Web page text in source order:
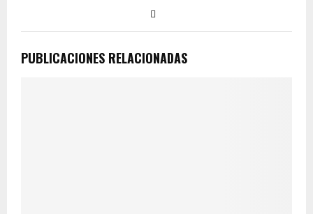
PUBLICACIONES RELACIONADAS